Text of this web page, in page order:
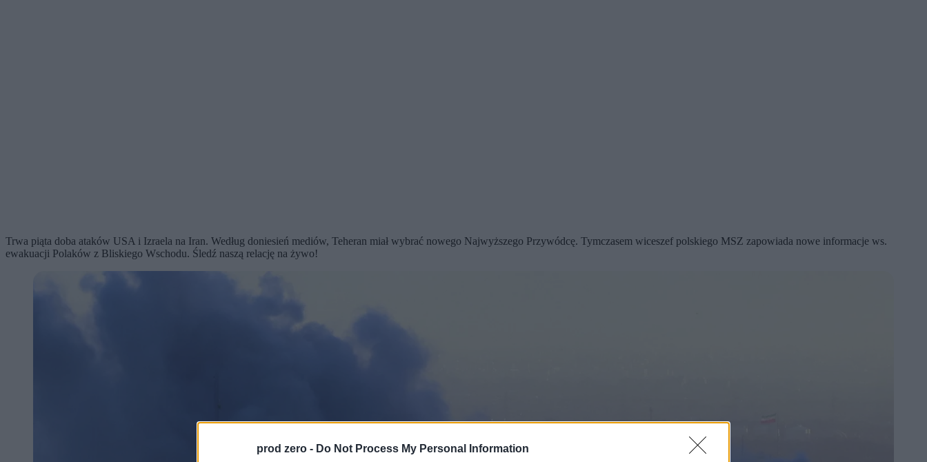
prod zero - Do Not Process My Personal Information
Trwa piąta doba ataków USA i Izraela na Iran. Według doniesień mediów, Teheran miał wybrać nowego Najwyższego Przywódcę. Tymczasem wiceszef polskiego MSZ zapowiada nowe informacje ws.
ewakuacji Polaków z Bliskiego Wschodu. Śledź naszą relację na żywo!